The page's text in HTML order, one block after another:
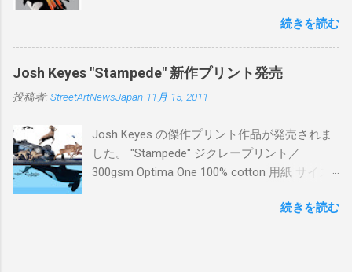
ドフィニッシュバージョン（エディション：
25）$125 購入は８月２６日に こちら から
続きを読む
Josh Keyes "Stampede" 新作プリント発売
投稿者: StreetArtNewsJapan 11月 15, 2011
Josh Keyes の傑作プリント作品が発売されま
した。 "Stampede" ジクレープリント／
300gsm Optima One 100% cotton 用紙 サイズ:
ィション：350 価格: $350 + 送料 購入は こち
続きを読む